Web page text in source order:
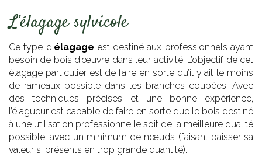
L’élagage sylvicole
Ce type d’élagage est destiné aux professionnels ayant
besoin de bois d’œuvre dans leur activité. L’objectif de cet
élagage particulier est de faire en sorte qu’il y ait le moins
de rameaux possible dans les branches coupées. Avec
des techniques précises et une bonne expérience,
l’élagueur est capable de faire en sorte que le bois destiné
à une utilisation professionnelle soit de la meilleure qualité
possible, avec un minimum de nœuds (faisant baisser sa
valeur si présents en trop grande quantité).